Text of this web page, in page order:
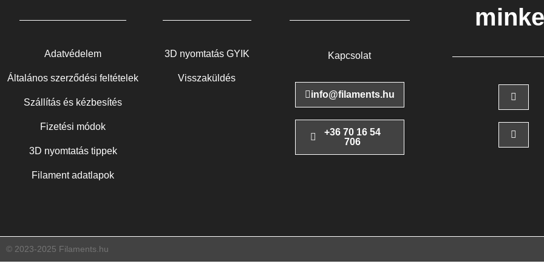
Adatvédelem
Általános szerződési feltételek
Szállítás és kézbesítés
Fizetési módok
3D nyomtatás tippek
Filament adatlapok
3D nyomtatás GYIK
Visszaküldés
Kapcsolat
info@filaments.hu
+36 70 16 54
706
© 2023-2025 Filaments.hu